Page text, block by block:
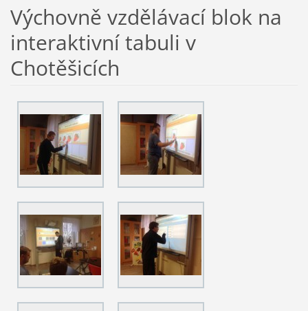
Výchovně vzdělávací blok na
interaktivní tabuli v
Chotěšicích